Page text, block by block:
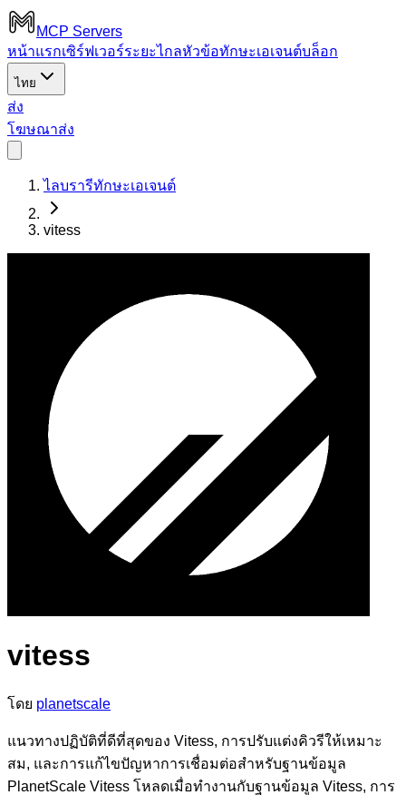
MCP Servers
หน้าแรกเซิร์ฟเวอร์ระยะไกลหัวข้อทักษะเอเจนต์บล็อก
ไทย
ส่ง
โฆษณาส่ง
ไลบรารีทักษะเอเจนต์
vitess
vitess
โดย planetscale
แนวทางปฏิบัติที่ดีที่สุดของ Vitess, การปรับแต่งคิวรีให้เหมาะ
สม, และการแก้ไขปัญหาการเชื่อมต่อสำหรับฐานข้อมูล
PlanetScale Vitess โหลดเมื่อทำงานกับฐานข้อมูล Vitess, การ